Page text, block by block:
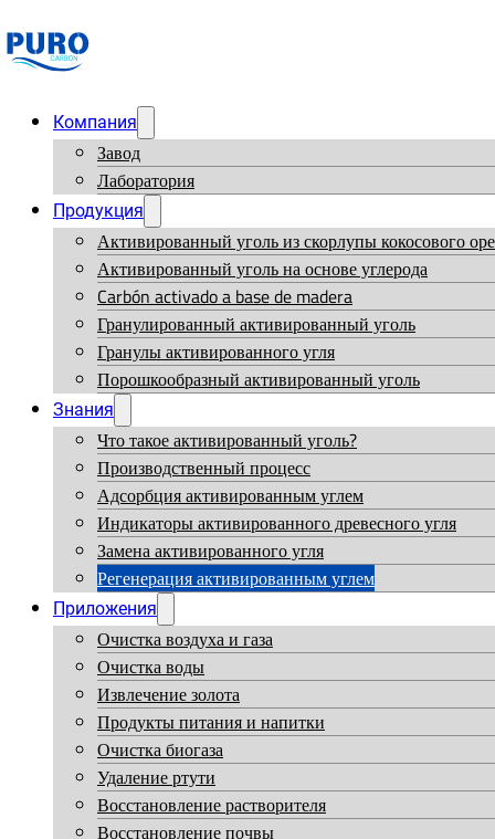
Компания
Завод
Лаборатория
Продукция
Активированный уголь из скорлупы кокосового
Активированный уголь на основе углерода
Carbón activado a base de madera
Гранулированный активированный уголь
Гранулы активированного угля
Порошкообразный активированный уголь
Знания
Что такое активированный уголь?
Производственный процесс
Адсорбция активированным углем
Индикаторы активированного древесного угля
Замена активированного угля
Регенерация активированным углем
Приложения
Очистка воздуха и газа
Очистка воды
Извлечение золота
Продукты питания и напитки
Очистка биогаза
Удаление ртути
Восстановление растворителя
Восстановление почвы